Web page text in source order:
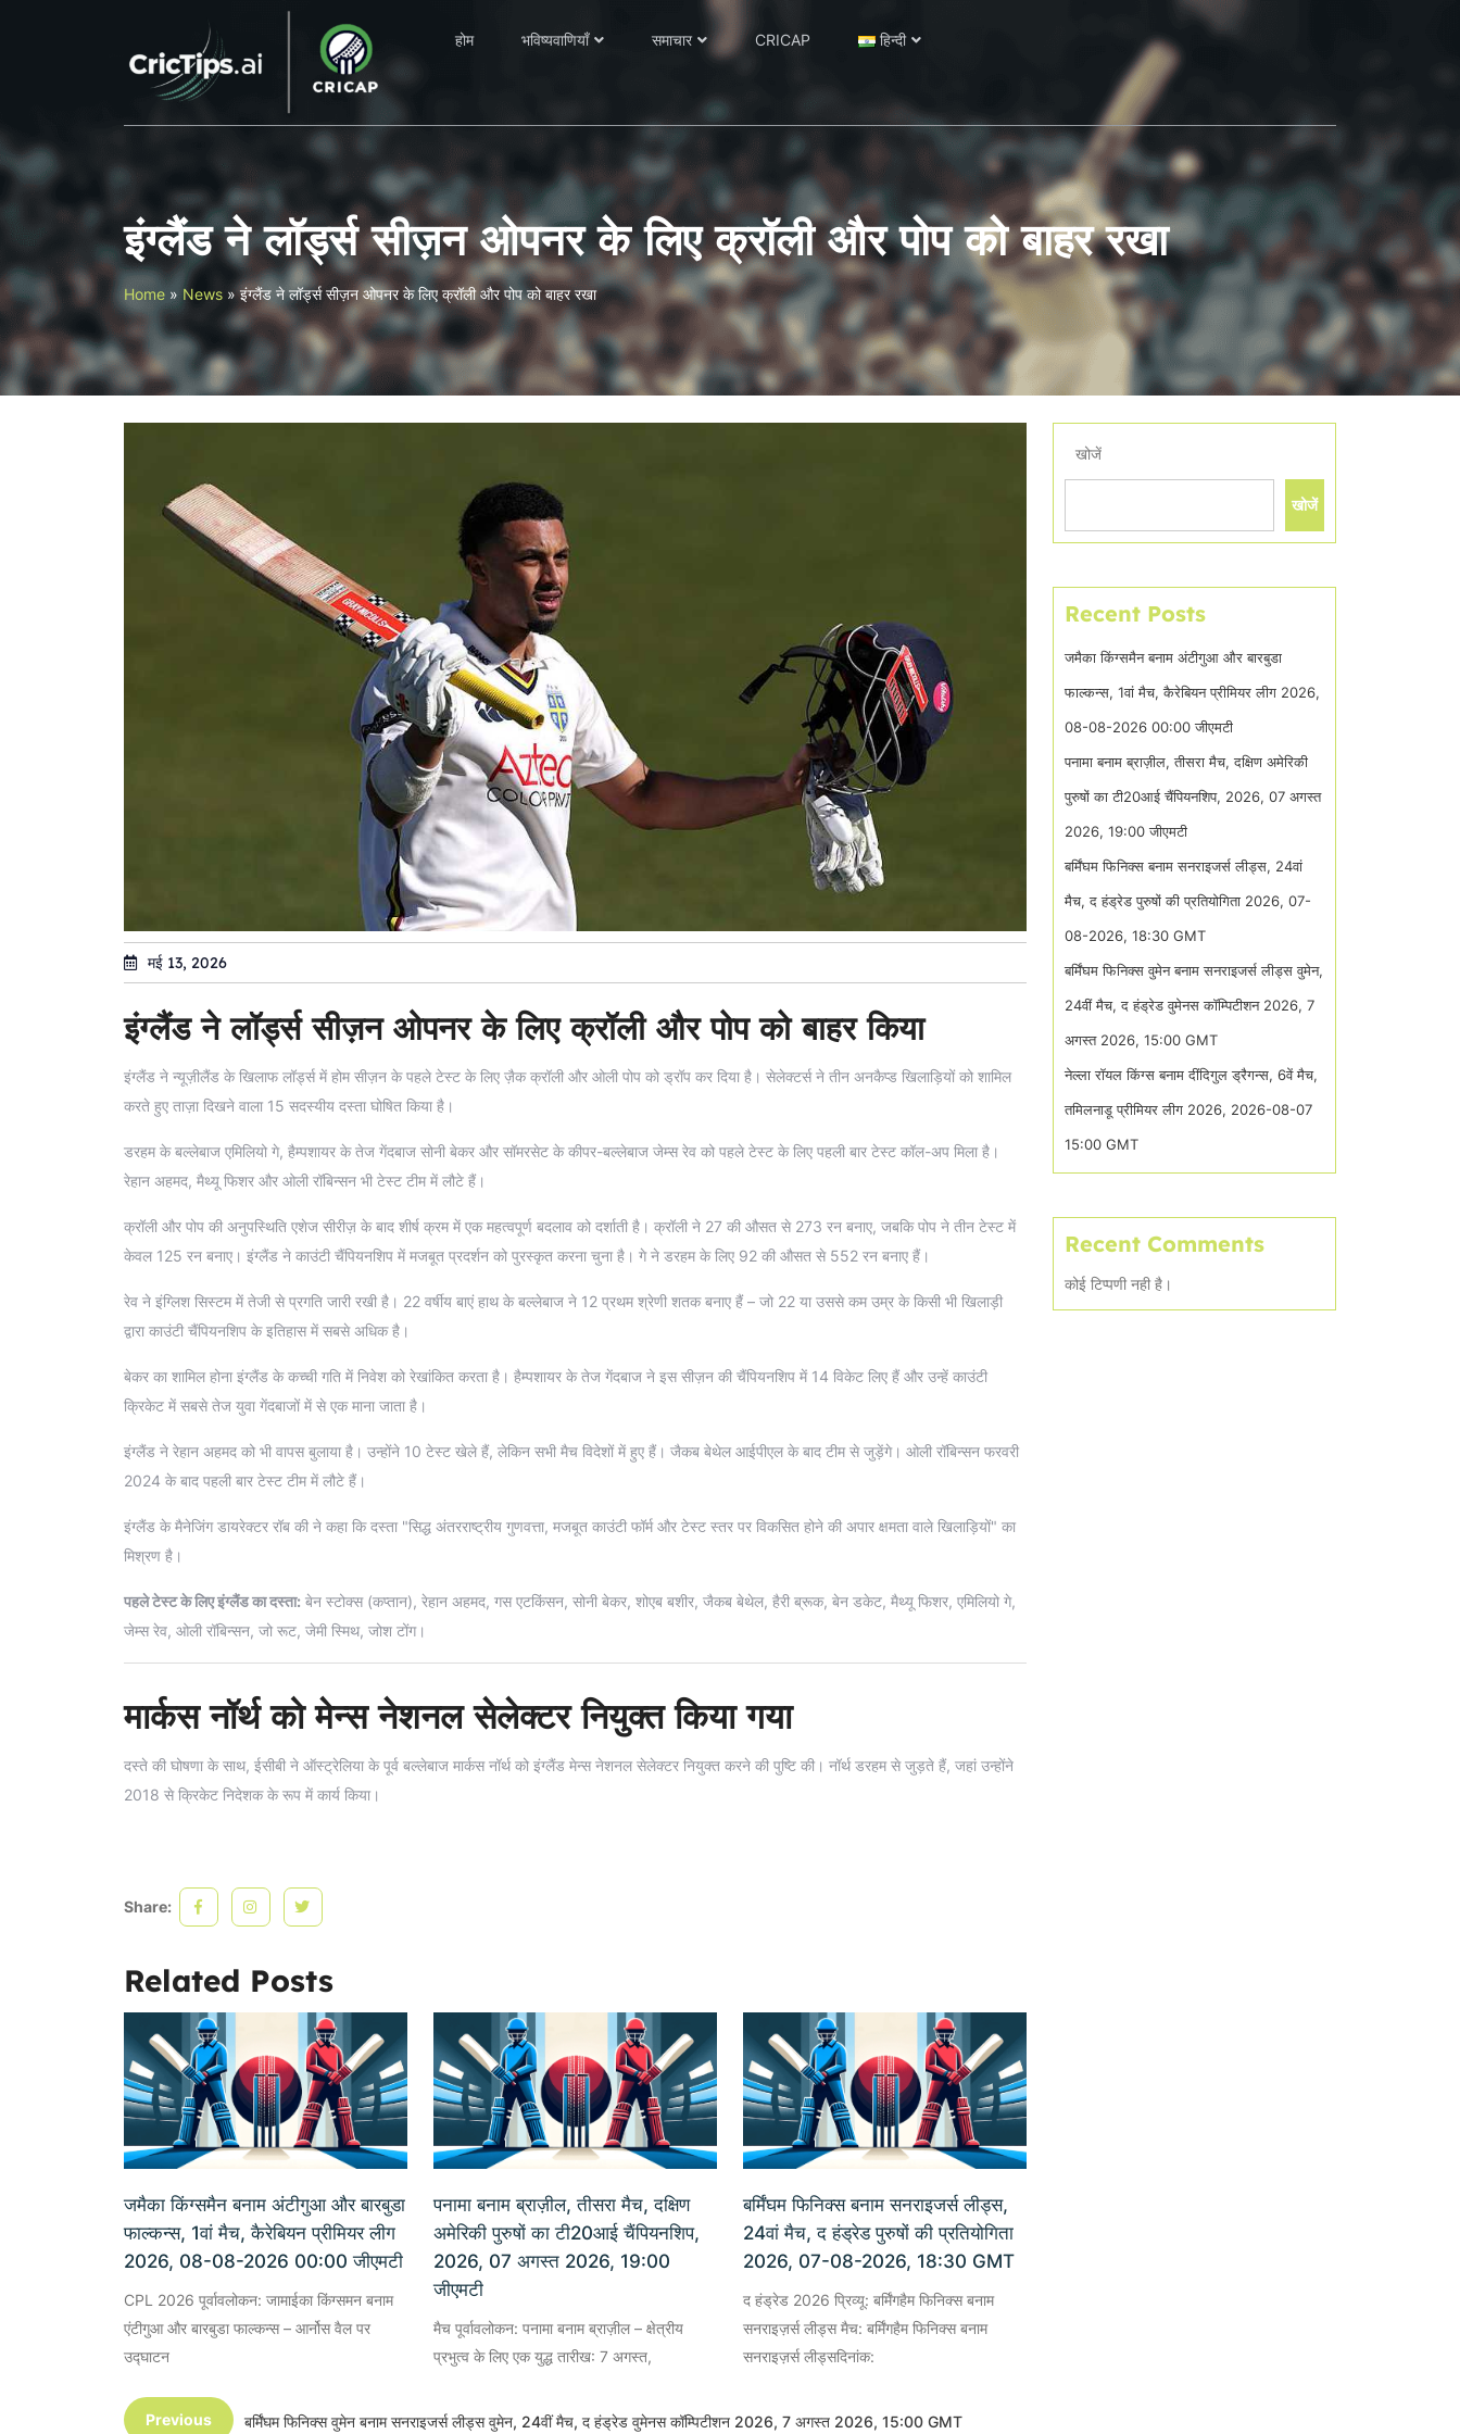
होम भविष्यवाणियाँ समाचार CRICAP हिन्दी
इंग्लैंड ने लॉर्ड्स सीज़न ओपनर के लिए क्रॉली और पोप को बाहर रखा
Home » News »इंग्लैंड ने लॉर्ड्स सीज़न ओपनर के लिए क्रॉली और पोप को बाहर रखा
मई 13, 2026
इंग्लैंड ने लॉर्ड्स सीज़न ओपनर के लिए क्रॉली और पोप को बाहर किया
इंग्लैंड ने न्यूज़ीलैंड के खिलाफ लॉर्ड्स में होम सीज़न के पहले टेस्ट के लिए ज़ैक क्रॉली और ओली पोप को ड्रॉप कर दिया है। सेलेक्टर्स ने तीन अनकैप्ड खिलाड़ियों को शामिल
करते हुए ताज़ा दिखने वाला 15 सदस्यीय दस्ता घोषित किया है।
डरहम के बल्लेबाज एमिलियो गे, हैम्पशायर के तेज गेंदबाज सोनी बेकर और सॉमरसेट के कीपर-बल्लेबाज जेम्स रेव को पहले टेस्ट के लिए पहली बार टेस्ट कॉल-अप मिला है।
रेहान अहमद, मैथ्यू फिशर और ओली रॉबिन्सन भी टेस्ट टीम में लौटे हैं।
क्रॉली और पोप की अनुपस्थिति एशेज सीरीज़ के बाद शीर्ष क्रम में एक महत्वपूर्ण बदलाव को दर्शाती है। क्रॉली ने 27 की औसत से 273 रन बनाए, जबकि पोप ने तीन टेस्ट में
केवल 125 रन बनाए। इंग्लैंड ने काउंटी चैंपियनशिप में मजबूत प्रदर्शन को पुरस्कृत करना चुना है। गे ने डरहम के लिए 92 की औसत से 552 रन बनाए हैं।
रेव ने इंग्लिश सिस्टम में तेजी से प्रगति जारी रखी है। 22 वर्षीय बाएं हाथ के बल्लेबाज ने 12 प्रथम श्रेणी शतक बनाए हैं – जो 22 या उससे कम उम्र के किसी भी खिलाड़ी
द्वारा काउंटी चैंपियनशिप के इतिहास में सबसे अधिक है।
बेकर का शामिल होना इंग्लैंड के कच्ची गति में निवेश को रेखांकित करता है। हैम्पशायर के तेज गेंदबाज ने इस सीज़न की चैंपियनशिप में 14 विकेट लिए हैं और उन्हें काउंटी
क्रिकेट में सबसे तेज युवा गेंदबाजों में से एक माना जाता है।
इंग्लैंड ने रेहान अहमद को भी वापस बुलाया है। उन्होंने 10 टेस्ट खेले हैं, लेकिन सभी मैच विदेशों में हुए हैं। जैकब बेथेल आईपीएल के बाद टीम से जुड़ेंगे। ओली रॉबिन्सन फरवरी
2024 के बाद पहली बार टेस्ट टीम में लौटे हैं।
इंग्लैंड के मैनेजिंग डायरेक्टर रॉब की ने कहा कि दस्ता "सिद्ध अंतरराष्ट्रीय गुणवत्ता, मजबूत काउंटी फॉर्म और टेस्ट स्तर पर विकसित होने की अपार क्षमता वाले खिलाड़ियों" का
मिश्रण है।
पहले टेस्ट के लिए इंग्लैंड का दस्ता: बेन स्टोक्स (कप्तान), रेहान अहमद, गस एटकिंसन, सोनी बेकर, शोएब बशीर, जैकब बेथेल, हैरी ब्रूक, बेन डकेट, मैथ्यू फिशर, एमिलियो गे,
जेम्स रेव, ओली रॉबिन्सन, जो रूट, जेमी स्मिथ, जोश टोंग।
मार्कस नॉर्थ को मेन्स नेशनल सेलेक्टर नियुक्त किया गया
दस्ते की घोषणा के साथ, ईसीबी ने ऑस्ट्रेलिया के पूर्व बल्लेबाज मार्कस नॉर्थ को इंग्लैंड मेन्स नेशनल सेलेक्टर नियुक्त करने की पुष्टि की। नॉर्थ डरहम से जुड़ते हैं, जहां उन्होंने
2018 से क्रिकेट निदेशक के रूप में कार्य किया।
Share:
Related Posts
जमैका किंग्समैन बनाम अंटीगुआ और बारबुडा
फाल्कन्स, 1वां मैच, कैरेबियन प्रीमियर लीग
2026, 08-08-2026 00:00 जीएमटी
CPL 2026 पूर्वावलोकन: जामाईका किंग्समन बनाम
एंटीगुआ और बारबुडा फाल्कन्स – आर्नोस वैल पर
उद्घाटन
पनामा बनाम ब्राज़ील, तीसरा मैच, दक्षिण
अमेरिकी पुरुषों का टी20आई चैंपियनशिप,
2026, 07 अगस्त 2026, 19:00
जीएमटी
मैच पूर्वावलोकन: पनामा बनाम ब्राज़ील – क्षेत्रीय
प्रभुत्व के लिए एक युद्ध तारीख: 7 अगस्त,
बर्मिंघम फिनिक्स बनाम सनराइजर्स लीड्स,
24वां मैच, द हंड्रेड पुरुषों की प्रतियोगिता
2026, 07-08-2026, 18:30 GMT
द हंड्रेड 2026 प्रिव्यू: बर्मिंगहैम फिनिक्स बनाम
सनराइज़र्स लीड्स मैच: बर्मिंगहैम फिनिक्स बनाम
सनराइज़र्स लीड्सदिनांक:
Previous बर्मिंघम फिनिक्स वुमेन बनाम सनराइजर्स लीड्स वुमेन, 24वीं मैच, द हंड्रेड वुमेनस कॉम्पिटीशन 2026, 7 अगस्त 2026, 15:00 GMT
खोजें
खोजें
Recent Posts
जमैका किंग्समैन बनाम अंटीगुआ और बारबुडा
फाल्कन्स, 1वां मैच, कैरेबियन प्रीमियर लीग 2026,
08-08-2026 00:00 जीएमटी
पनामा बनाम ब्राज़ील, तीसरा मैच, दक्षिण अमेरिकी
पुरुषों का टी20आई चैंपियनशिप, 2026, 07 अगस्त
2026, 19:00 जीएमटी
बर्मिंघम फिनिक्स बनाम सनराइजर्स लीड्स, 24वां
मैच, द हंड्रेड पुरुषों की प्रतियोगिता 2026, 07-
08-2026, 18:30 GMT
बर्मिंघम फिनिक्स वुमेन बनाम सनराइजर्स लीड्स वुमेन,
24वीं मैच, द हंड्रेड वुमेनस कॉम्पिटीशन 2026, 7
अगस्त 2026, 15:00 GMT
नेल्ला रॉयल किंग्स बनाम दींदिगुल ड्रैगन्स, 6वें मैच,
तमिलनाडू प्रीमियर लीग 2026, 2026-08-07
15:00 GMT
Recent Comments
कोई टिप्पणी नही है।